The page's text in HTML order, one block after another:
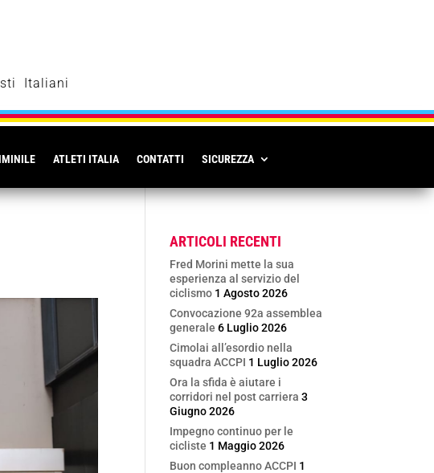
Italiani
ATLETI ITALIA CONTATTI SICUREZZA
ARTICOLI RECENTI
Fred Morini mette la sua
esperienza al servizio del
ciclismo 1 Agosto 2026
Convocazione 92a assemblea
generale 6 Luglio 2026
Cimolai all’esordio nella
squadra ACCPI 1 Luglio 2026
Ora la sfida è aiutare i
corridori nel post carriera 3
Giugno 2026
Impegno continuo per le
cicliste 1 Maggio 2026
Buon compleanno ACCPI 1